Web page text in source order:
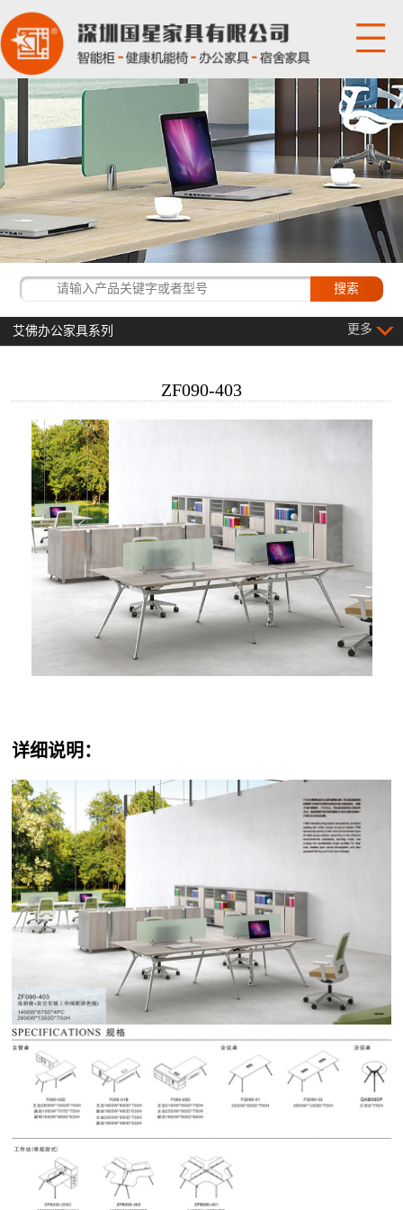
网站首页
关于国星
产品展示
国星资讯
更多
艾佛办公家具系列
ZF090-403
详细说明：